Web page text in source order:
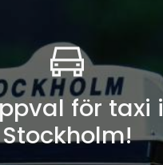
för taxi i
Stockholm!